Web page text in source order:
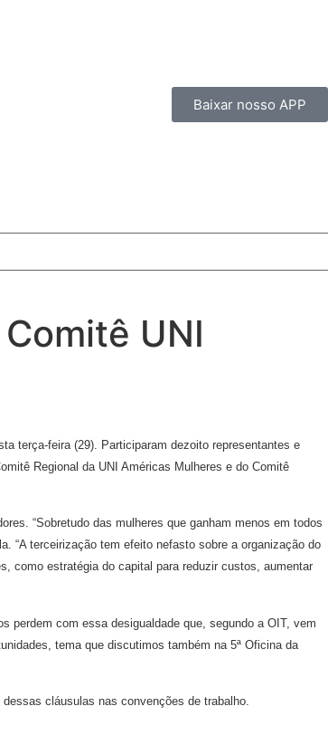
Baixar nosso APP
UNI
terça-feira (29). Participaram dezoito representantes e
Regional da UNI Américas Mulheres e do Comitê
“Sobretudo das mulheres que ganham menos em todos
“A terceirização tem efeito nefasto sobre a organização do
como estratégia do capital para reduzir custos, aumentar
perdem com essa desigualdade que, segundo a OIT, vem
tema que discutimos também na 5ª Oficina da
cláusulas nas convenções de trabalho.